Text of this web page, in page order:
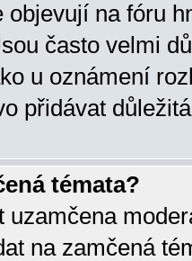
objevují na fóru
často velmi
u oznámení
přidávat
témata?
uzamčena
na zamčená